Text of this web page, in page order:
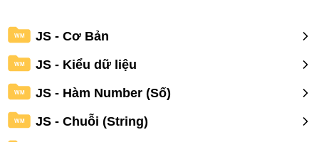
WM JS - Cơ Bản
WM JS - Kiểu dữ liệu
WM JS - Hàm Number (Số)
WM JS - Chuỗi (String)